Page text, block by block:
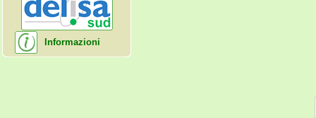
Informazioni